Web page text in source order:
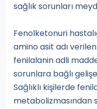
sağlık sorunları
Fenolketonuri
amino asit adı
fenilalanin adli
sorunlara bağlı
Sağlıklı kişilerde
metabolizmasından